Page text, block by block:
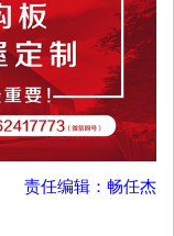
责任编辑：畅任杰